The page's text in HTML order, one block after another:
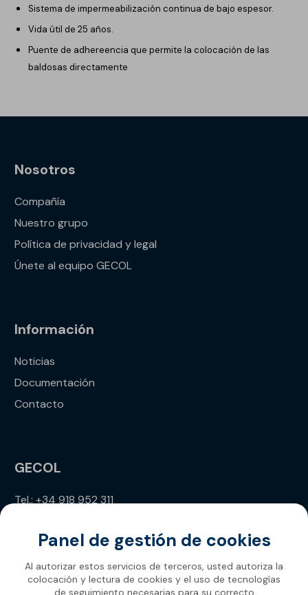
Sistema de impermeabilización continua de bajo espesor.
Vida útil de 25 años.
Puente de adhereencia que permite la colocación de las
baldosas directamente
Nosotros
Compañía
Nuestro grupo
Política de privacidad y legal
Únete al equipo GECOL
Información
Noticias
Documentación
Contacto
GECOL
Tel.: +34 918 952 311
Panel de gestión de cookies
Al autorizar estos servicios de terceros, usted autoriza la
colocación y lectura de cookies y el uso de tecnologías
de seguimiento necesarias para su correcto